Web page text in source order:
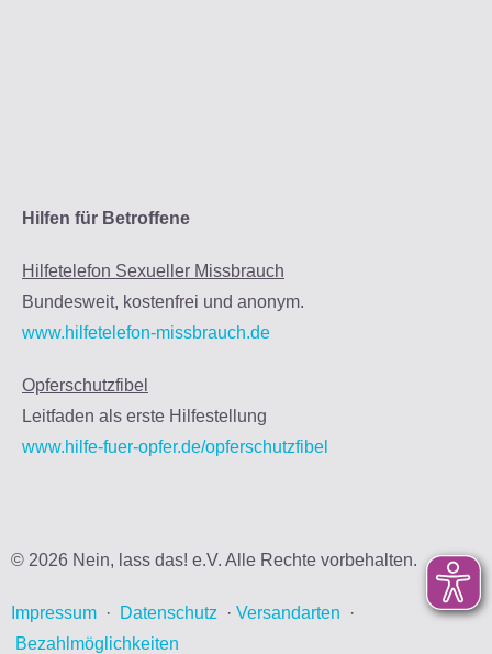
Hilfen für Betroffene
Hilfetelefon Sexueller Missbrauch
Bundesweit, kostenfrei und anonym.
www.hilfetelefon-missbrauch.de
Opferschutzfibel
Leitfaden als erste Hilfestellung
www.hilfe-fuer-opfer.de/opferschutzfibel
© 2026 Nein, lass das! e.V. Alle Rechte vorbehalten.
Impressum · Datenschutz · Versandarten ·
Bezahlmöglichkeiten